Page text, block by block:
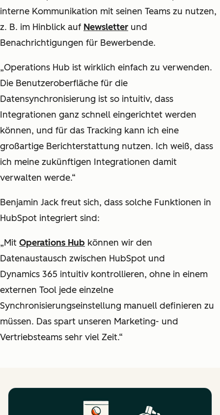
interne Kommunikation mit seinen Teams zu nutzen,
z. B. im Hinblick auf Newsletter und
Benachrichtigungen für Bewerbende.
„Operations Hub ist wirklich einfach zu verwenden.
Die Benutzeroberfläche für die
Datensynchronisierung ist so intuitiv, dass
Integrationen ganz schnell eingerichtet werden
können, und für das Tracking kann ich eine
großartige Berichterstattung nutzen. Ich weiß, dass
ich meine zukünftigen Integrationen damit
verwalten werde.“
Benjamin Jack freut sich, dass solche Funktionen in
HubSpot integriert sind:
„Mit Operations Hub können wir den
Datenaustausch zwischen HubSpot und
Dynamics 365 intuitiv kontrollieren, ohne in einem
externen Tool jede einzelne
Synchronisierungseinstellung manuell definieren zu
müssen. Das spart unseren Marketing- und
Vertriebsteams sehr viel Zeit.“